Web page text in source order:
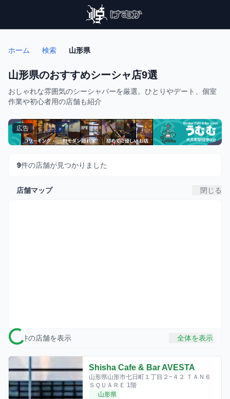
ホーム 検索 山形県
山形県のおすすめシーシャ店9選
おしゃれな雰囲気のシーシャバーを厳選。ひとりやデート、個室
作業や初心者用の店舗も紹介
広告
9件の店舗が見つかりました
店舗マップ 閉じる
件の店舗を表示 全体を表示
Shisha Cafe & Bar AVESTA
山形県山形市七日町１丁目２−４２ ＴＡＮ６
ＳＱＵＡＲＥ 1階
山形県